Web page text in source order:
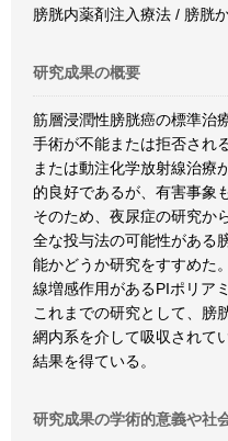
膀胱内薬剤注入療法 / 膀胱
研究成果の概要
筋層浸潤性膀胱癌の標準治
手術が不能または拒否され
または動注化学放射線治療
的良好であるが、有害事象
そのため、夜尿症の研究か
全な投与法の可能性がある
能かどうか研究をすすめた
線増感作用があるPIポリア
これまでの研究として、膀
網内系を介して吸収されて
結果を得ている。
研究成果の学術的意義や社